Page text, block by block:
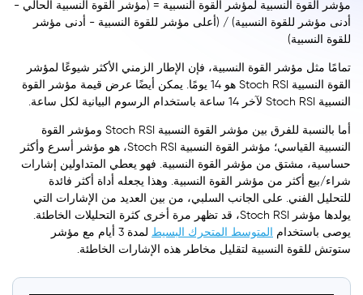
مؤشر القوة النسبية لمؤشر القوة النسبية = (مؤشر القوة النسبية الحالي -
أدنى مؤشر للقوة النسبية) / (أعلى مؤشر للقوة النسبية - أدنى مؤشر
للقوة النسبية)
تمامًا مثل مؤشر القوة النسبية، فإن الإطار الزمني الأكثر شيوعًا لمؤشر
القوة النسبية Stoch RSI هو 14 يومًا. يمكن أيضًا عرض قيمة مؤشر القوة
النسبية Stoch RSI لآخر 14 ساعة باستخدام الرسوم البيانية لكل ساعة.
أما بالنسبة للفرق بين مؤشر القوة النسبية Stoch RSI ومؤشر القوة
النسبية القياسي؛ مؤشر القوة النسبية Stoch RSI، هو مؤشر أسرع وأكثر
حساسية، مشتق من مؤشر القوة النسبية. فهو يعطي المتداولين إشارات
شراء/بيع أكثر من مؤشر القوة النسبية. وهذا يجعله أداة أكثر فائدة
للتحليل الفني. على الجانب السلبي، من بين العديد من الإشارات التي
يولدها مؤشر Stoch RSI، قد تظهر مرة أخرى كثرة التحليلات الخاطئة.
يوصى باستخدام المتوسط المتحرك البسيط
لمدة 3 أيام مع مؤشر
ستوتش للقوة النسبية لتقليل مخاطر هذه الإشارات الخاطئة.